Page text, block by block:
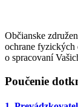
Občianske
ochrane fyzických
o spracovaní
Poučenie